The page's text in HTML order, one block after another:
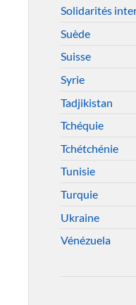
Solidarités
Suède
Suisse
Syrie
Tadjikistan
Tchéquie
Tchétchénie
Tunisie
Turquie
Ukraine
Vénézuela